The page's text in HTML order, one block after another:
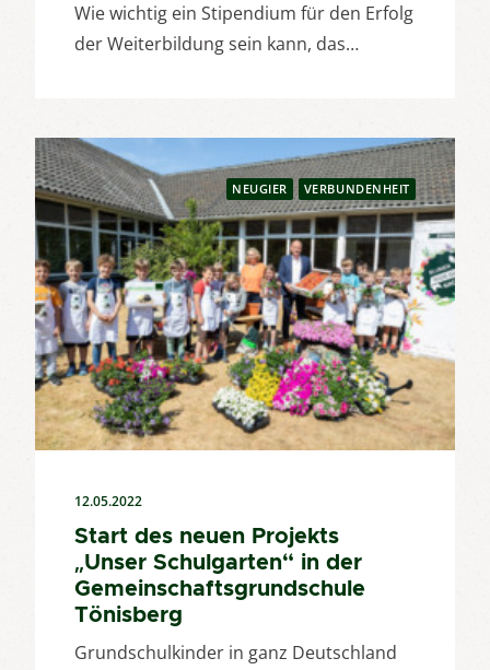
Wie wichtig ein Stipendium für den Erfolg
der Weiterbildung sein kann, das…
NEUGIER VERBUNDENHEIT
12.05.2022
Start des neuen Projekts
„Unser Schulgarten“ in der
Gemeinschaftsgrundschule
Tönisberg
Grundschulkinder in ganz Deutschland